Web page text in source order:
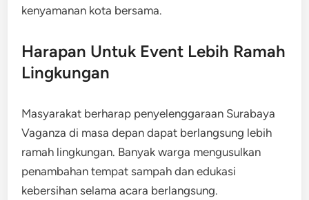
kenyamanan kota bersama.
Harapan Untuk Event Lebih Ramah
Lingkungan
Masyarakat berharap penyelenggaraan Surabaya
Vaganza di masa depan dapat berlangsung lebih
ramah lingkungan. Banyak warga mengusulkan
penambahan tempat sampah dan edukasi
kebersihan selama acara berlangsung.